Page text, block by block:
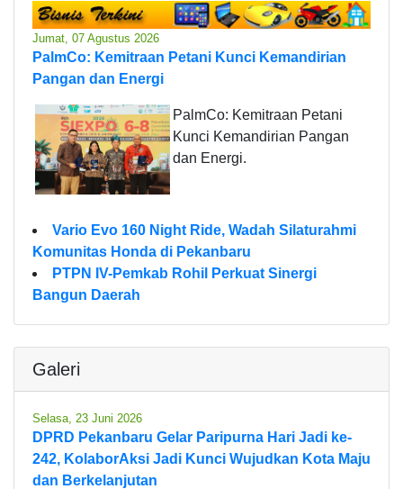
Jumat, 07 Agustus 2026
PalmCo: Kemitraan Petani Kunci Kemandirian
Pangan dan Energi
PalmCo: Kemitraan Petani
Kunci Kemandirian Pangan
dan Energi.
Vario Evo 160 Night Ride, Wadah Silaturahmi
Komunitas Honda di Pekanbaru
PTPN IV-Pemkab Rohil Perkuat Sinergi
Bangun Daerah
Galeri
Selasa, 23 Juni 2026
DPRD Pekanbaru Gelar Paripurna Hari Jadi ke-
242, KolaborAksi Jadi Kunci Wujudkan Kota Maju
dan Berkelanjutan